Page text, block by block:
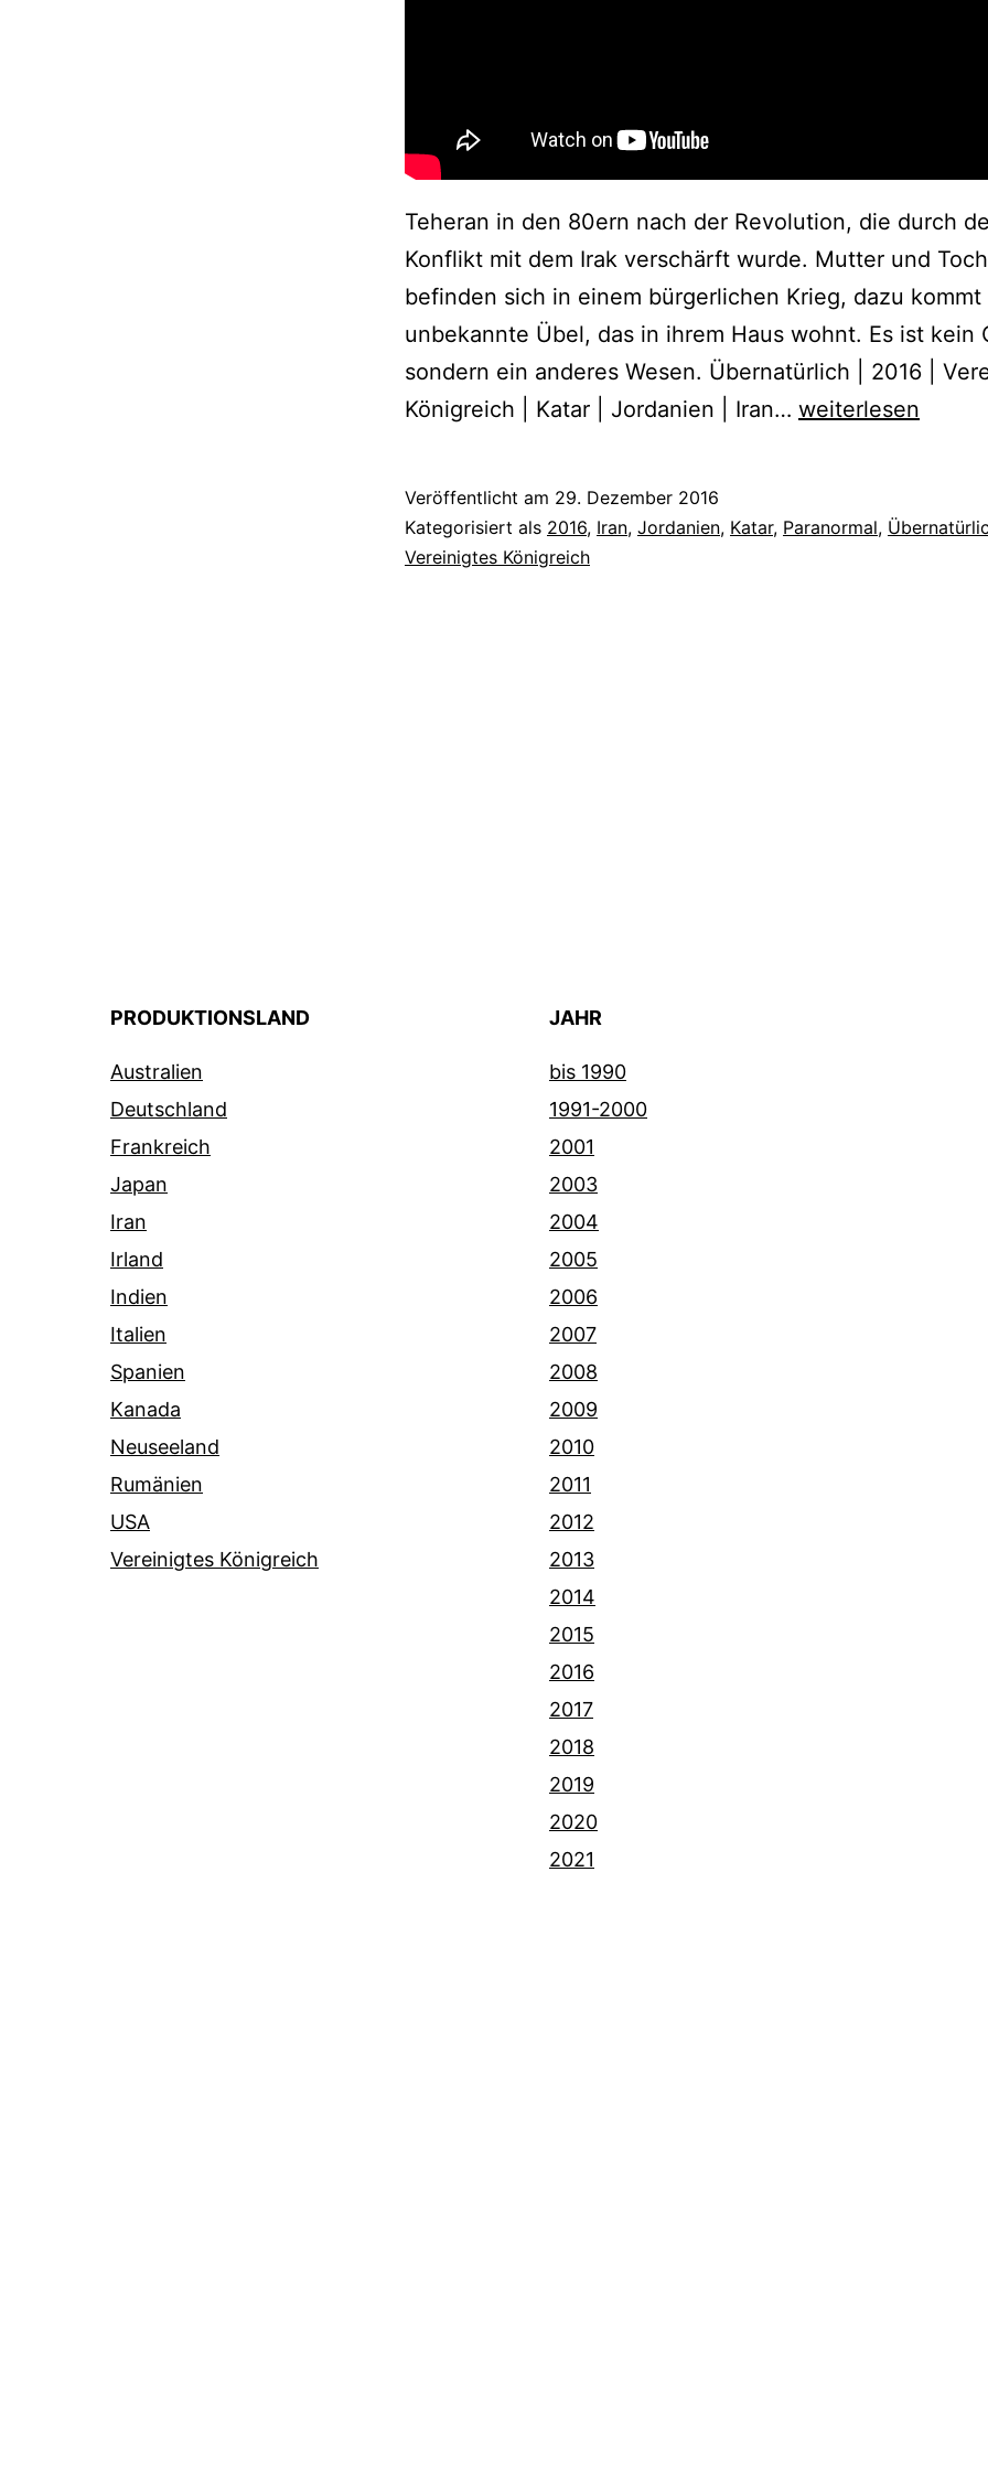
Teheran in den 80ern nach der Revolution, die durch
Konflikt mit dem Irak verschärft wurde. Mutter und
befinden sich in einem bürgerlichen Krieg, dazu kommt
unbekannte Übel, das in ihrem Haus wohnt. Es ist kein
sondern ein anderes Wesen. Übernatürlich | 2016 |
Königreich | Katar | Jordanien | Iran… Under
(2016)
weiterlesen
Veröffentlicht am 29. Dezember 2016
Kategorisiert als 2016, Iran, Jordanien, Katar, Paranormal,
Vereinigtes Königreich
PRODUKTIONSLAND
Australien
Deutschland
Frankreich
Japan
Iran
Irland
Indien
Italien
Spanien
Kanada
Neuseeland
Rumänien
USA
Vereinigtes Königreich
JAHR
bis 1990
1991-2000
2001
2003
2004
2005
2006
2007
2008
2009
2010
2011
2012
2013
2014
2015
2016
2017
2018
2019
2020
2021